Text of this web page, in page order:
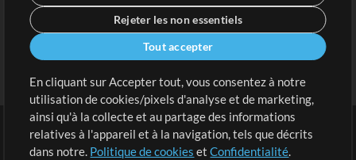
Rejeter les non essentiels
Tout accepter
En cliquant sur Accepter tout, vous consentez à notre
utilisation de cookies/pixels d'analyse et de marketing,
ainsi qu'à la collecte et au partage des informations
relatives à l'appareil et à la navigation, tels que décrits
dans notre. Politique de cookies etConfidentialité.